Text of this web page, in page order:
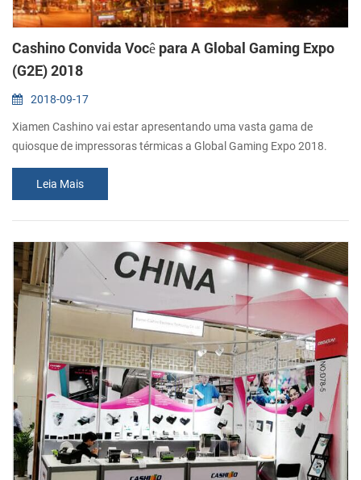
Cashino Convida Você para A Global Gaming Expo
(G2E) 2018
2018-09-17
Xiamen Cashino vai estar apresentando uma vasta gama de
quiosque de impressoras térmicas a Global Gaming Expo 2018.
Sinceramente convidar você a visitar nosso estande. Número do
estande: Nº 3210, Sala B Data: Out. 9-11, 2018 Endereço: 201
Areias Ave., Las Vegas, NV 89169.
Leia Mais